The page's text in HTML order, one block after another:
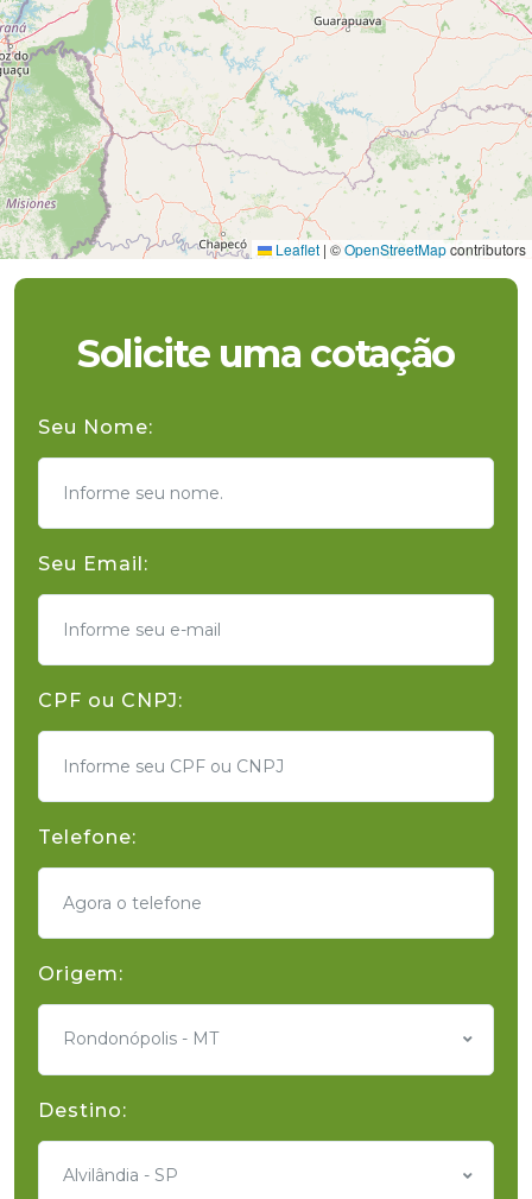
Leaflet | ©OpenStreetMapcontributors
Solicite uma cotação
Seu Nome:
Seu Email:
CPF ou CNPJ:
Telefone:
Origem:
Rondonópolis - MT
Destino:
Alvilândia - SP